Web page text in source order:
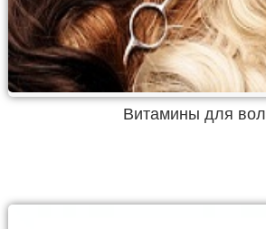
Витамины для